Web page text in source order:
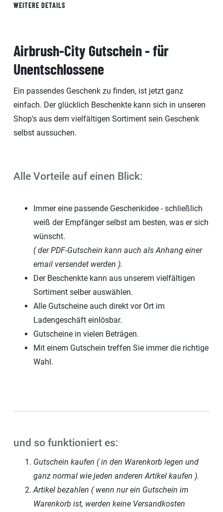
WEITERE DETAILS
Airbrush-City Gutschein - für
Unentschlossene
Ein passendes Geschenk zu finden, ist jetzt ganz
einfach. Der glücklich Beschenkte kann sich in unseren
Shop's aus dem vielfältigen Sortiment sein Geschenk
selbst aussuchen.
Alle Vorteile auf einen Blick:
Immer eine passende Geschenkidee - schließlich
weiß der Empfänger selbst am besten, was er sich
wünscht.
( der PDF-Gutschein kann auch als Anhang einer
email versendet werden ).
Der Beschenkte kann aus unserem vielfältigen
Sortiment selber auswählen.
Alle Gutscheine auch direkt vor Ort im
Ladengeschäft einlösbar.
Gutscheine in vielen Beträgen.
Mit einem Gutschein treffen Sie immer die richtige
Wahl.
und so funktioniert es:
Gutschein kaufen ( in den Warenkorb legen und
ganz normal wie jeden anderen Artikel kaufen ).
Artikel bezahlen ( wenn nur ein Gutschein im
Warenkorb ist, werden keine Versandkosten